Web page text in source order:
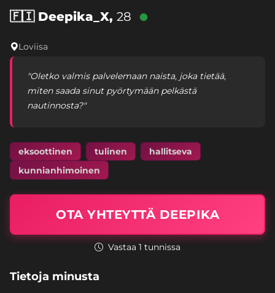
🇫🇮Deepika_X, 28
Loviisa
"Oletko valmis palvelemaan naista, joka tietää,
miten saada sinut pyörtymään pelkästä
nautinnosta?"
eksoottinen tulinen
hallitseva
kunnianhimoinen
OTA YHTEYTTÄ DEEPIKA
Vastaa 1 tunnissa
Tietoja minusta